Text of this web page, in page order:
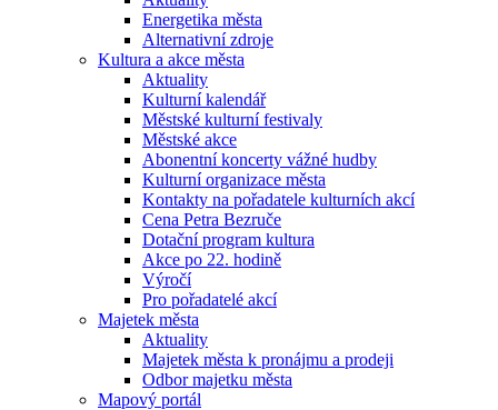
Energetika města
Alternativní zdroje
Kultura a akce města
Aktuality
Kulturní kalendář
Městské kulturní festivaly
Městské akce
Abonentní koncerty vážné hudby
Kulturní organizace města
Kontakty na pořadatele kulturních akcí
Cena Petra Bezruče
Dotační program kultura
Akce po 22. hodině
Výročí
Pro pořadatelé akcí
Majetek města
Aktuality
Majetek města k pronájmu a prodeji
Odbor majetku města
Mapový portál